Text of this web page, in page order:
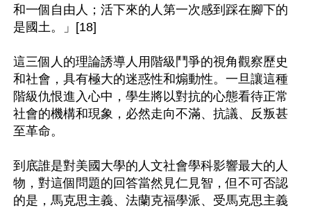
和一個自由人；活下來的人第一次感到踩在腳下的
是國土。」[18]
這三個人的理論誘導人用階級鬥爭的視角觀察歷史
和社會，具有極大的迷惑性和煽動性。一旦讓這種
階級仇恨進入心中，學生將以對抗的心態看待正常
社會的機構和現象，必然走向不滿、抗議、反叛甚
至革命。
到底誰是對美國大學的人文社會學科影響最大的人
物，對這個問題的回答當然見仁見智，但不可否認
的是，馬克思主義、法蘭克福學派、受馬克思主義